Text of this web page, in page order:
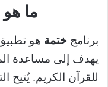
ما
برنامج ختمة هو
يهدف إلى مساعدة
للقرآن الكريم. يُتيح